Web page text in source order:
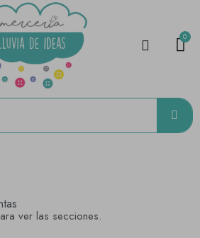
ver las secciones.